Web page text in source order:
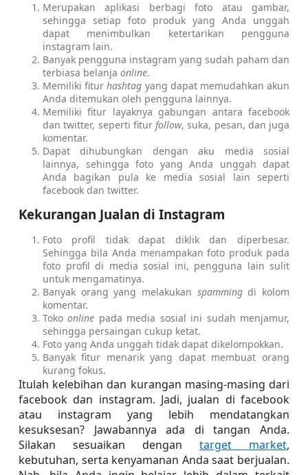
Merupakan aplikasi berbagi foto atau gambar,
sehingga setiap foto produk yang Anda unggah
dapat menimbulkan ketertarikan pengguna
instagram lain.
Banyak pengguna instagram yang sudah paham dan
terbiasa belanja online.
Memiliki fitur hashtag yang dapat memudahkan akun
Anda ditemukan oleh pengguna lainnya.
Memiliki fitur layaknya gabungan antara facebook
dan twitter, seperti fitur follow, suka, pesan, dan juga
komentar.
Dapat dihubungkan dengan aku media sosial
lainnya, sehingga foto yang Anda unggah dapat
Anda bagikan pula ke media sosial lain seperti
facebook dan twitter.
Kekurangan Jualan di Instagram
Foto profil tidak dapat diklik dan diperbesar.
Sehingga bila Anda menampakan foto produk pada
foto profil di media sosial ini, pengguna lain sulit
untuk mengamatinya.
Banyak orang yang melakukan spamming di kolom
komentar.
Toko online pada media sosial ini sudah menjamur,
sehingga persaingan cukup ketat.
Foto yang Anda unggah tidak dapat dikelompokkan.
Banyak fitur menarik yang dapat membuat orang
kurang fokus.
Itulah kelebihan dan kurangan masing-masing dari
facebook dan instagram. Jadi, jualan di facebook
atau instagram yang lebih mendatangkan
kesuksesan? Jawabannya ada di tangan Anda.
Silakan sesuaikan dengan target market,
kebutuhan, serta kenyamanan Anda saat berjualan.